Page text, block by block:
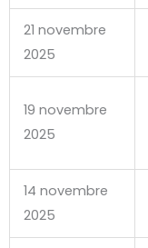
21 novembre
2025
19 novembre
2025
14 novembre
2025